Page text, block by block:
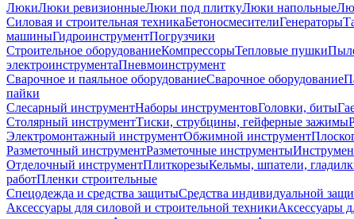
ЛюкиЛюки ревизионныеЛюки под плиткуЛюки напольные
Силовая и строительная техникаБетоносмесителиГенераторы
машиныГидроинструментПогрузчики
Строительное оборудованиеКомпрессорыТепловые пушки
электроинструментаПневмоинструмент
Сварочное и паяльное оборудованиеСварочное оборудование
пайки
Слесарный инструментНаборы инструментовГоловки, биты
Столярный инструментТиски, струбцины, гейферные зажимы
Электромонтажный инструментОбжимной инструмент
Разметочный инструментРазметочные инструменты
Отделочный инструментПлиткорезыКельмы, шпатели,
работПленки строительные
Спецодежда и средства защитыСредства индивидуальной
Аксессуары для силовой и строительной техникиАксессуары